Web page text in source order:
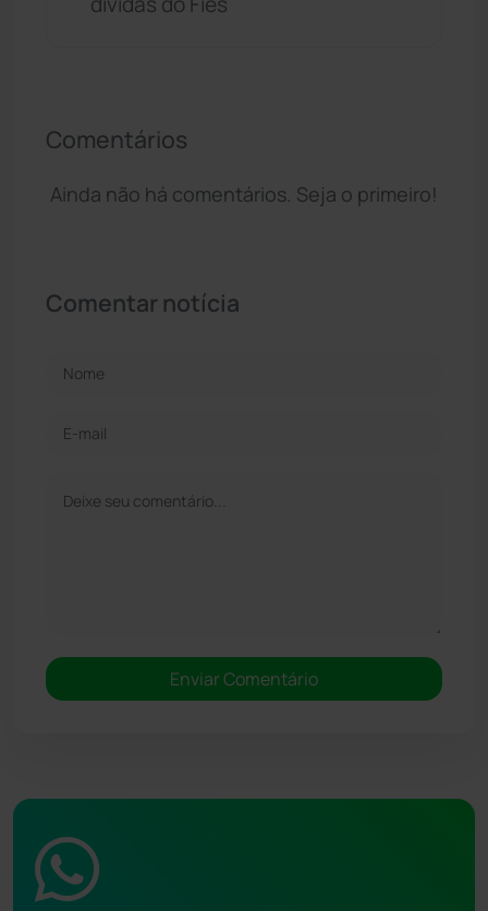
Comentários
Ainda não há comentários. Seja o primeiro!
Comentar notícia